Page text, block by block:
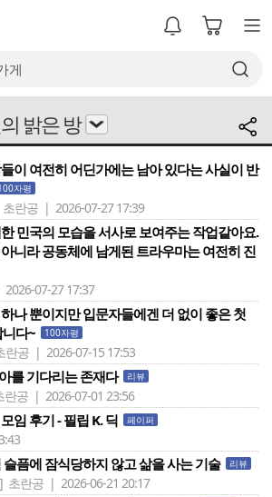
밝은 방
이 여전히 어딘가에는 남아 있다는 사실이 반
자평
초란공 | 2026-07-27 17:39
민국의 모습을 서사로 보여주는 작업같아요.
니라 공동체에 남게된 트라우마는 여전히 진
07-27 17:37
나 뿐이지만 입문자들에겐 더 없이 좋은 첫
다~
100자평
란공 | 2026-07-15 17:53
를 기다리는 존재다 리뷰
란공 | 2026-07-01 23:56
임 후기 - 필립 K. 딕 페이퍼
픔에 잠식당하지 않고 삶을 사는 기술 리뷰
초란공 | 2026-06-21 20:17